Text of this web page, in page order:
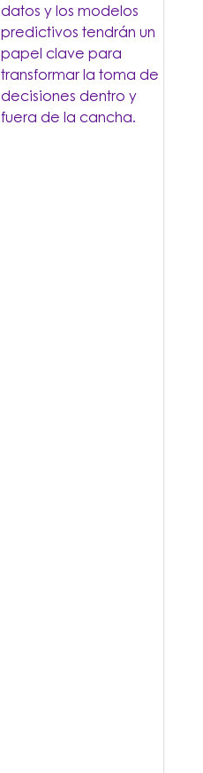
datos y los modelos
predictivos tendrán un
papel clave para
transformar la toma de
decisiones dentro y
fuera de la cancha.